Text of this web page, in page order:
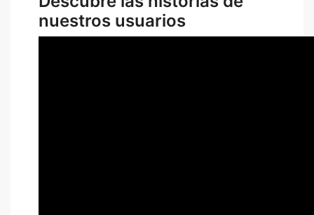
nuestros usuarios